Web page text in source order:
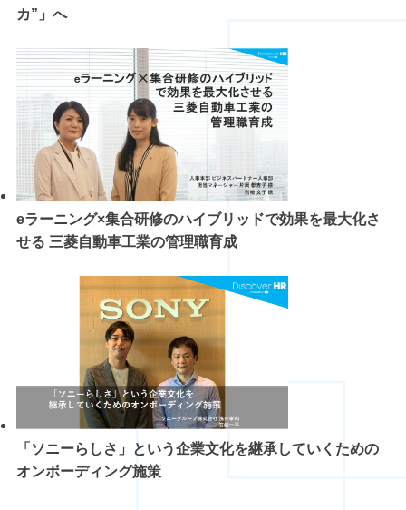
カ”」へ
eラーニング×集合研修のハイブリッドで効果を最大化さ
せる 三菱自動車工業の管理職育成
「ソニーらしさ」という企業文化を継承していくための
オンボーディング施策